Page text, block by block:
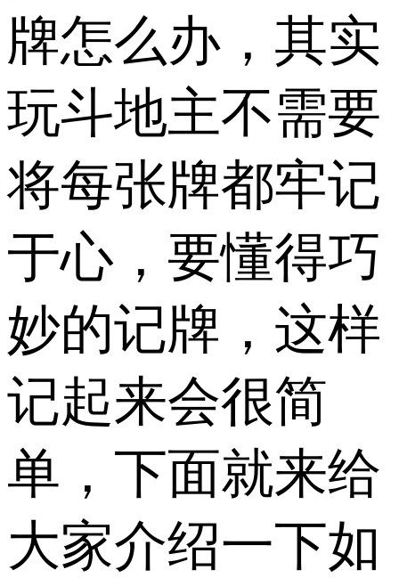
牌怎么办，其实
玩斗地主不需要
将每张牌都牢记
于心，要懂得巧
妙的记牌，这样
记起来会很简
单，下面就来给
大家介绍一下如